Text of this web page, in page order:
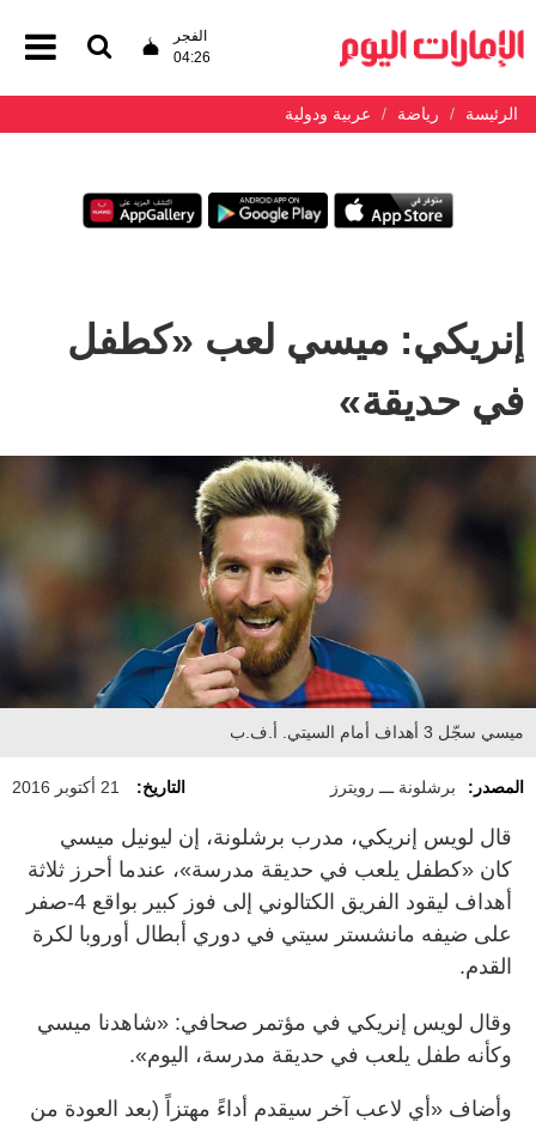
الفجر
04:26
الرئيسة رياضة عربية ودولية
إنريكي: ميسي لعب «كطفل
في حديقة»
ميسي سجّل 3 أهداف أمام السيتي. أ.ف.ب
المصدر: برشلونة ـــ رويترز التاريخ: 21 أكتوبر 2016
قال لويس إنريكي، مدرب برشلونة، إن ليونيل ميسي
كان «كطفل يلعب في حديقة مدرسة»، عندما أحرز ثلاثة
أهداف ليقود الفريق الكتالوني إلى فوز كبير بواقع 4-صفر
على ضيفه مانشستر سيتي في دوري أبطال أوروبا لكرة
القدم.
وقال لويس إنريكي في مؤتمر صحافي: «شاهدنا ميسي
وكأنه طفل يلعب في حديقة مدرسة، اليوم».
وأضاف «أي لاعب آخر سيقدم أداءً مهتزاً (بعد العودة من